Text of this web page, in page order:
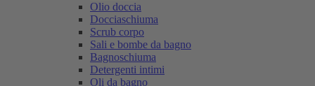
Olio doccia
Docciaschiuma
Scrub corpo
Sali e bombe da bagno
Bagnoschiuma
Detergenti intimi
Oli da bagno